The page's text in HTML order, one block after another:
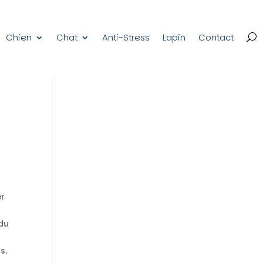
Chien Chat Anti-Stress Lapin Contact